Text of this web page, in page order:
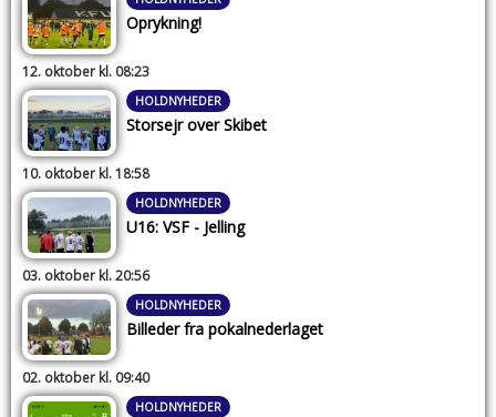
Oprykning!
12. oktober kl. 08:23
HOLDNYHEDER
Storsejr over Skibet
10. oktober kl. 18:58
HOLDNYHEDER
U16: VSF - Jelling
03. oktober kl. 20:56
HOLDNYHEDER
Billeder fra pokalnederlaget
02. oktober kl. 09:40
HOLDNYHEDER